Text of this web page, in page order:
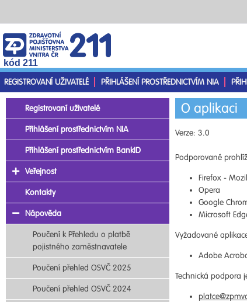
kód 211
REGISTROVANÍ UŽIVATELÉ
PŘIHLÁŠENÍ PROSTŘEDNICTVÍM NIA
O aplikaci
Verze: 3.0
Podporované
Firefox -
Opera
Google
Microsoft
Vyžadované
Adobe
Technická podpora
Registrovaní uživatelé
Přihlášení prostřednictvím NIA
Přihlášení prostřednictvím BankID
Veřejnost
Kontakty
Nápověda
Poučení k Přehledu o platbě
pojistného zaměstnavatele
Poučení přehled OSVČ 2025
Poučení přehled OSVČ 2024